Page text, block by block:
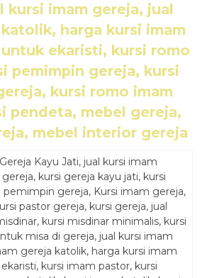
kursi imam gereja, jual
harga kursi imam
ekaristi, kursi romo
pemimpin gereja, kursi
kursi romo imam
pendeta, mebel gereja,
mebel interior gereja